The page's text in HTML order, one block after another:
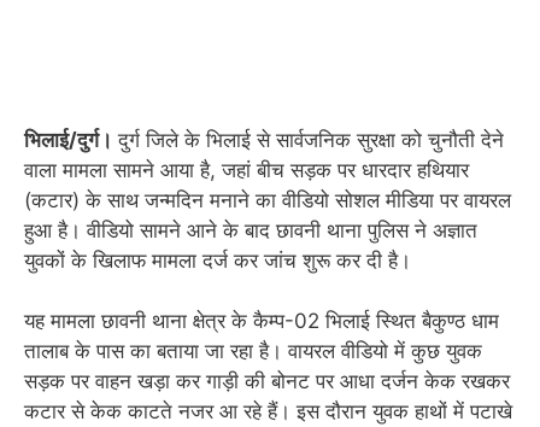
भिलाई/दुर्ग। दुर्ग जिले के भिलाई से सार्वजनिक सुरक्षा को चुनौती देने
वाला मामला सामने आया है, जहां बीच सड़क पर धारदार हथियार
(कटार) के साथ जन्मदिन मनाने का वीडियो सोशल मीडिया पर वायरल
हुआ है। वीडियो सामने आने के बाद छावनी थाना पुलिस ने अज्ञात
युवकों के खिलाफ मामला दर्ज कर जांच शुरू कर दी है।
यह मामला छावनी थाना क्षेत्र के कैम्प-02 भिलाई स्थित बैकुण्ठ धाम
तालाब के पास का बताया जा रहा है। वायरल वीडियो में कुछ युवक
सड़क पर वाहन खड़ा कर गाड़ी की बोनट पर आधा दर्जन केक रखकर
कटार से केक काटते नजर आ रहे हैं। इस दौरान युवक हाथों में पटाखे